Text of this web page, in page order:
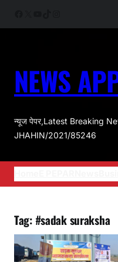
NEWS
न्यूज पेपर,Latest Breaking
JHAHIN/2021/85246
Tag: #sadak suraksha